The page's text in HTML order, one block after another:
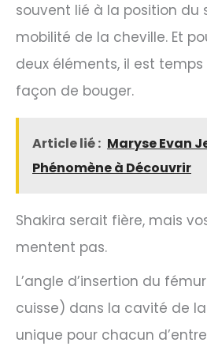
souvent lié à la position du
mobilité de la cheville. Et
deux éléments, il est temps
façon de bouger.
Article lié : Maryse Evan
Phénomène à Découvrir
Shakira serait fière, mais
mentent pas.
L’angle d’insertion du
cuisse) dans la cavité de
unique pour chacun